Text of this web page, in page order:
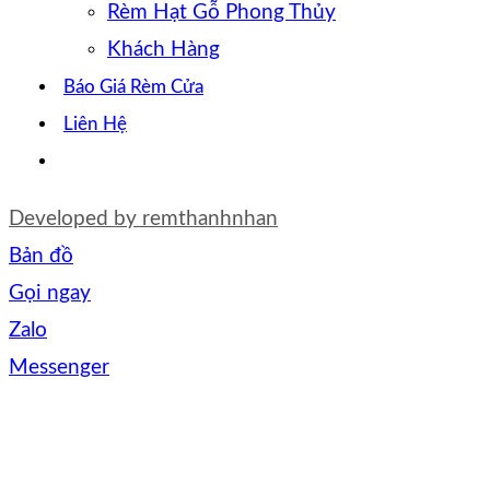
Rèm Hạt Gỗ Phong Thủy
Khách Hàng
Báo Giá Rèm Cửa
Liên Hệ
Developed by remthanhnhan
Bản đồ
Gọi ngay
Zalo
Messenger